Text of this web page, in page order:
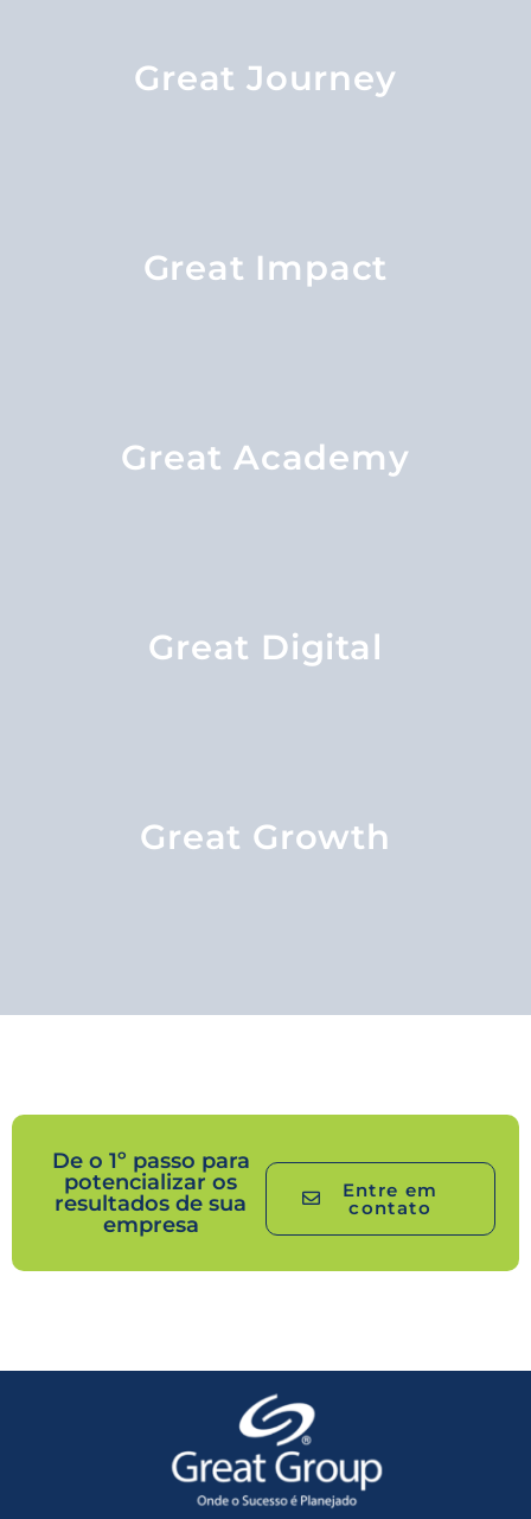
Great Journey
Great Impact
Great Academy
Great Digital
Great Growth
De o 1º passo para
potencializar os
resultados de sua
empresa
Entre em
contato